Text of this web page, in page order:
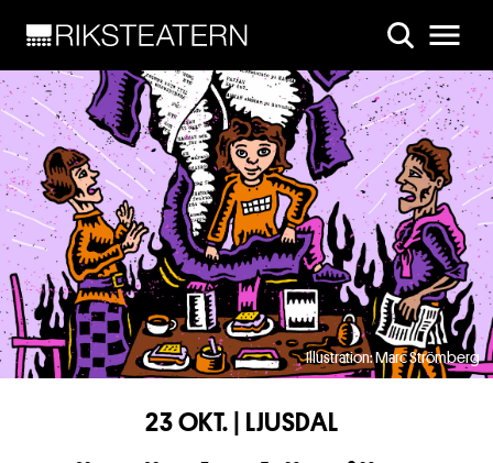
Illustration: Marc Strömberg
23 OKT. | LJUSDAL